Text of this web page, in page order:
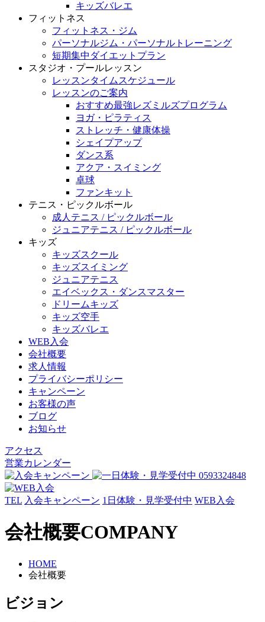
キッズバレエ
フィットネス
フィットネス・ジム
パーソナルジム・パーソナルトレーニング
短期集中ダイエットプラン
スタジオ・プールレッスン
レッスンタイムスケジュール
レッスンのご案内
おすすめ最強レズミルズプログラム
ヨガ・ピラティス
ストレッチ・健康体操
シェイプアップ
ダンス系
アクア・スイミング
卓球
ファンキット
テニス・ピックルボール
成人テニス / ピックルボール
ジュニアテニス / ピックルボール
キッズ
キッズスクール
キッズスイミング
ジュニアテニス
エイベックス・ダンスマスター
ドリームキッズ
キッズ空手
キッズバレエ
WEB入会
会社概要
求人情報
プライバシーポリシー
キャンペーン
お客様の声
ブログ
お知らせ
アクセス
営業カレンダー
TEL 入会キャンペーン 1日体験・見学受付中 WEB入会
会社概要COMPANY
HOME
会社概要
ビジョン